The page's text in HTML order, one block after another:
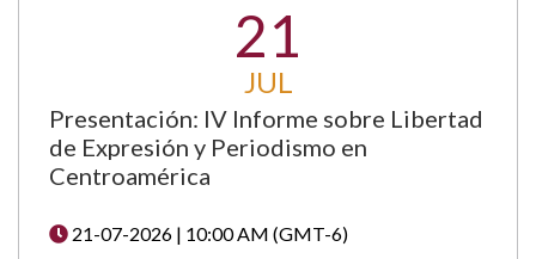
21
JUL
Presentación: IV Informe sobre Libertad
de Expresión y Periodismo en
Centroamérica
21-07-2026 | 10:00 AM (GMT-6)